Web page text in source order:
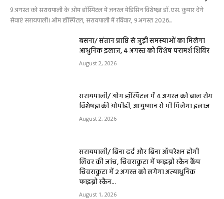
9 अगस्त को सरायपाली के ओम हॉस्पिटल में जनरल मेडिसिन विशेषज्ञ डॉ. एस. कुमार देंगे
सेवाएं सरायपाली। ओम हॉस्पिटल, सरायपाली में रविवार, 9 अगस्त 2026...
बसना/ संतान प्राप्ति से जुड़ी समस्याओं का मिलेगा
आधुनिक इलाज, 4 अगस्त को विशेष परामर्श शिविर
August 2, 2026
सरायपाली/ ओम हॉस्पिटल में 4 अगस्त को बाल रोग
विशेषज्ञ की ओपीडी, आयुष्मान से भी मिलेगा इलाज
August 2, 2026
सरायपाली/ बिना दर्द और बिना ऑपरेशन होगी
लिवर की जांच, चिवराकुटा में फाइब्रो स्कैन कैंप
चिवराकुटा में 2 अगस्त को लगेगा अत्याधुनिक
फाइब्रो स्कैन...
August 1, 2026